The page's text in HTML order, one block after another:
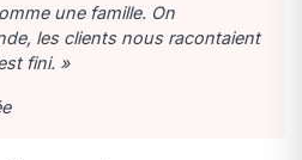
une famille. On
les clients nous racontaient
fini. »